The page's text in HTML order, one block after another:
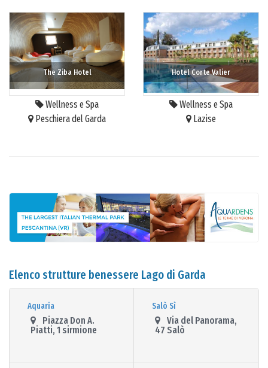
The Ziba Hotel
Wellness e Spa
Peschiera del Garda
Hotel Corte Valier
Wellness e Spa
Lazise
Elenco strutture benessere Lago di Garda
Aquaria
Piazza Don A.
Piatti, 1 sirmione
Salò Sì
Via del Panorama,
47 Salò